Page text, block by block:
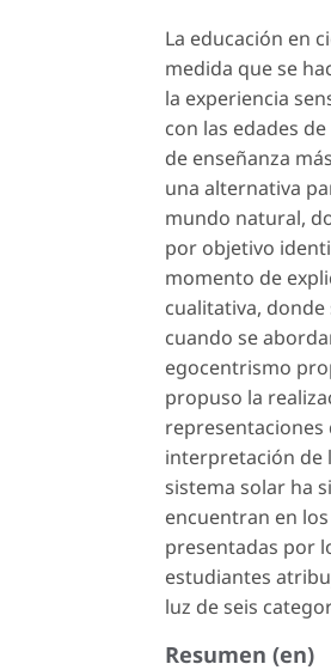
La educación en
medida que se
la experiencia
con las edades
de enseñanza
una alternativa
mundo natural,
por objetivo
momento de
cualitativa,
cuando se
egocentrismo
propuso la
representaciones
interpretación de
sistema solar ha
encuentran en
presentadas por
estudiantes
luz de seis
Resumen (en)